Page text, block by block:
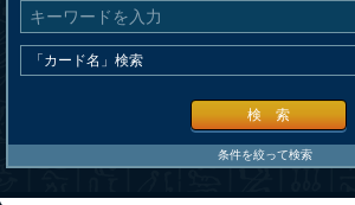
検 索
条件を絞って検索